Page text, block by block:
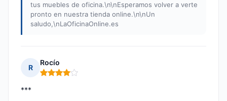
tus muebles de oficina.\n\nEsperamos volver a verte
pronto en nuestra tienda online.\n\nUn
saludo,\nLaOficinaOnline.es
R
Rocío
Nota: 4 de 5
***